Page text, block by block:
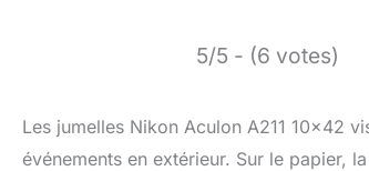
5/5 - (6 votes)
Les jumelles Nikon Aculon A211 10×42
événements en extérieur. Sur le papier,